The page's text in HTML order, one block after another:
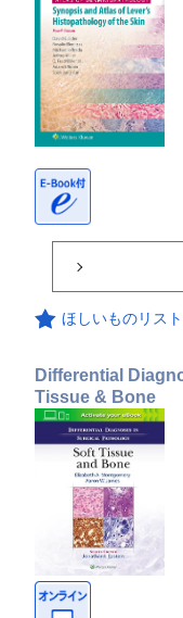
ほしいものリス
Differential
Tissue & Bone